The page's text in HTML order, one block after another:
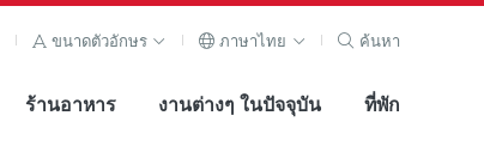
ขนาดตัวอักษร ภาษาไทย ค้นหา
ร้านอาหาร งานต่างๆ ในปัจจุบัน ที่พัก